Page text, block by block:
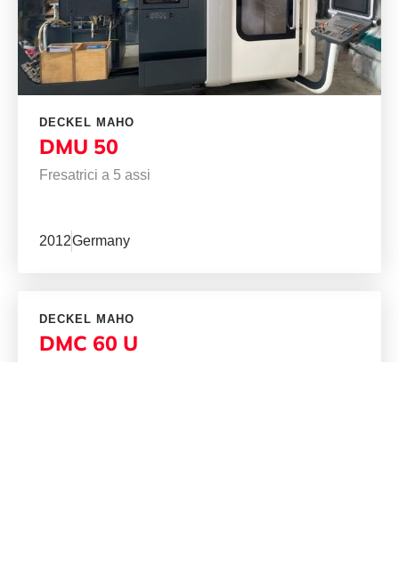
DECKEL MAHO
DMU 50
Fresatrici a 5 assi
2012Germany
DECKEL MAHO
DMC 60 U